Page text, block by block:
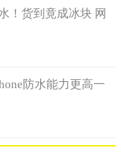
只是他发射的闪光
发射到天空，就是为
么反应，那个灯光位
了，没想到受到风力
队形也变了。
！货到竟成冰块 网
防水能力更高一